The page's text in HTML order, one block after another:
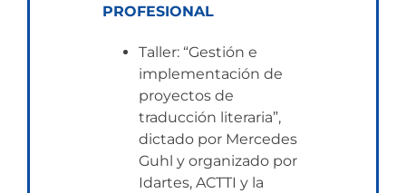
PROFESIONAL
Taller: “Gestión e
implementación de
proyectos de
traducción literaria”,
dictado por Mercedes
Guhl y organizado por
Idartes, ACTTI y la